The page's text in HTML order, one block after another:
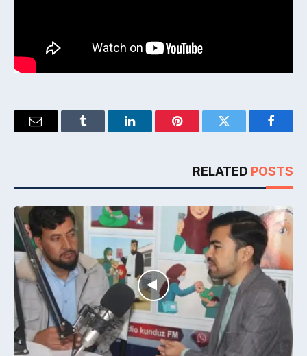
Facebook
Twitter
Pinterest
LinkedIn
Tumblr
Email
RELATED POSTS